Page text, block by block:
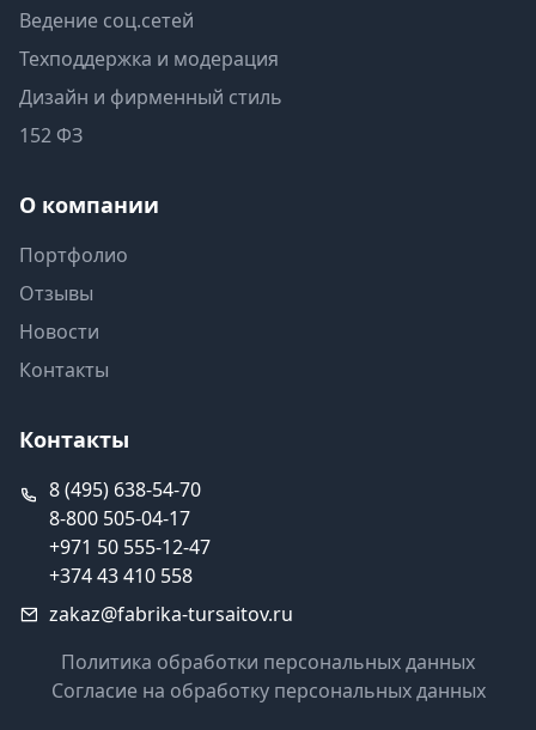
Ведение соц.сетей
Техподдержка и модерация
Дизайн и фирменный стиль
152 ФЗ
О компании
Портфолио
Отзывы
Новости
Контакты
Контакты
8 (495) 638-54-70
8-800 505-04-17
+971 50 555-12-47
+374 43 410 558
zakaz@fabrika-tursaitov.ru
Политика обработки персональных данных
Согласие на обработку персональных данных